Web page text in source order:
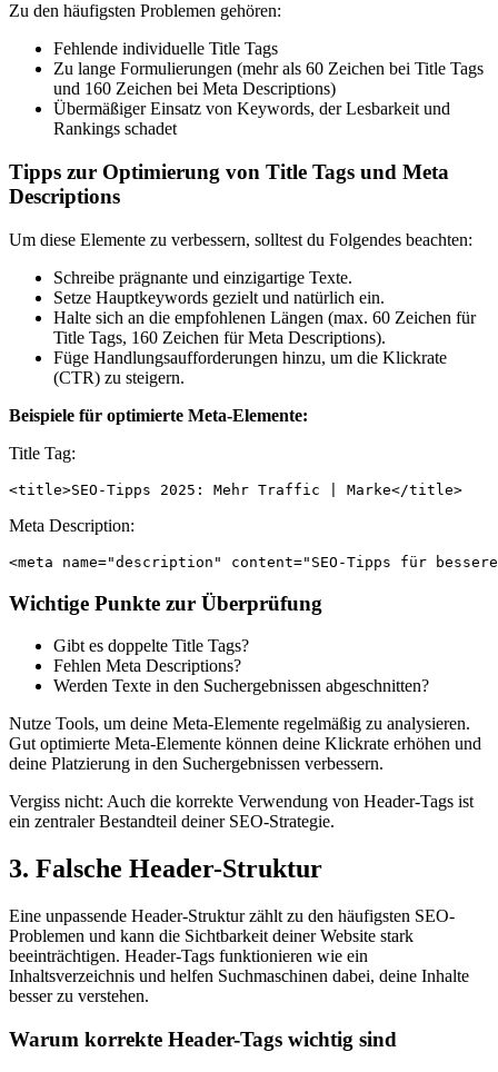
Zu den häufigsten Problemen gehören:
Fehlende individuelle Title Tags
Zu lange Formulierungen (mehr als 60 Zeichen bei Title Tags
und 160 Zeichen bei Meta Descriptions)
Übermäßiger Einsatz von Keywords, der Lesbarkeit und
Rankings schadet
Tipps zur Optimierung von Title Tags und Meta
Descriptions
Um diese Elemente zu verbessern, solltest du Folgendes beachten:
Schreibe prägnante und einzigartige Texte.
Setze Hauptkeywords gezielt und natürlich ein.
Halte sich an die empfohlenen Längen (max. 60 Zeichen für
Title Tags, 160 Zeichen für Meta Descriptions).
Füge Handlungsaufforderungen hinzu, um die Klickrate
(CTR) zu steigern.
Beispiele für optimierte Meta-Elemente:
Title Tag:
Meta Description:
Wichtige Punkte zur Überprüfung
Gibt es doppelte Title Tags?
Fehlen Meta Descriptions?
Werden Texte in den Suchergebnissen abgeschnitten?
Nutze Tools, um deine Meta-Elemente regelmäßig zu analysieren.
Gut optimierte Meta-Elemente können deine Klickrate erhöhen und
deine Platzierung in den Suchergebnissen verbessern.
Vergiss nicht: Auch die korrekte Verwendung von Header-Tags ist
ein zentraler Bestandteil deiner SEO-Strategie.
3. Falsche Header-Struktur
Eine unpassende Header-Struktur zählt zu den häufigsten SEO-
Problemen und kann die Sichtbarkeit deiner Website stark
beeinträchtigen. Header-Tags funktionieren wie ein
Inhaltsverzeichnis und helfen Suchmaschinen dabei, deine Inhalte
besser zu verstehen.
Warum korrekte Header-Tags wichtig sind